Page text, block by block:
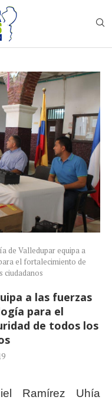
de Valledupar equipa a
el fortalecimiento de
ciudadanos
a las fuerzas
para el
de todos los
Ramírez Uhía